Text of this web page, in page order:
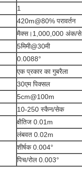
1
420m@80% परावर्तन
मैक्स।1,000,000 अंक/से
5मिमी@30मी
0.0088°
एक प्रकार का गुबरैला
30एम पिक्सल
5cm@100m
10-250 स्कैन/सेक
क्षैतिज 0.01m
लंबवत 0.02m
शीर्षक 0.004°
पिच/रोल 0.003°